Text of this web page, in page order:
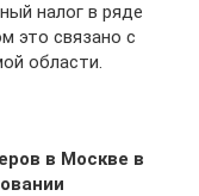
налог в ряде
это связано с
области.
в Москве в